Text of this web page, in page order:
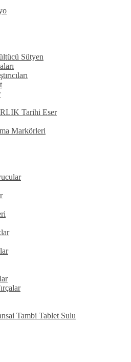
Sütyen
Tarihi Eser
Markörleri
Tambi Tablet Sulu